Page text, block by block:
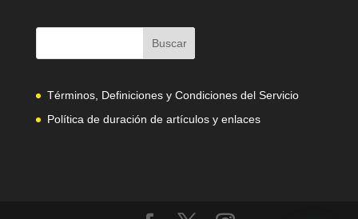
Términos, Definiciones y Condiciones del Servicio
Política de duración de artículos y enlaces